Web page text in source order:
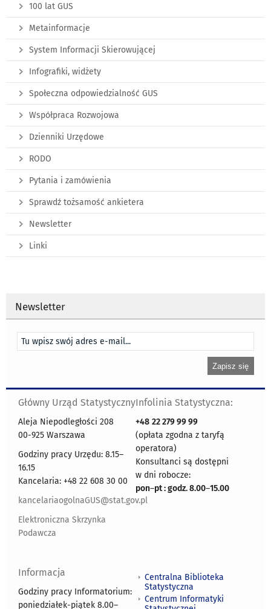
100 lat GUS
Metainformacje
System Informacji Skierowującej
Infografiki, widżety
Społeczna odpowiedzialność GUS
Współpraca Rozwojowa
Dzienniki Urzędowe
RODO
Pytania i zamówienia
Sprawdź tożsamość ankietera
Newsletter
Linki
Newsletter
Główny Urząd Statystyczny
Aleja Niepodległości 208
00-925 Warszawa
Godziny pracy Urzędu: 8.15–
16.15
Kancelaria: +48 22 608 30 00
kancelariaogolnaGUS@stat.gov.pl
Elektroniczna Skrzynka
Podawcza
Infolinia Statystyczna:
+48 22 279 99 99
(opłata zgodna z taryfą
operatora)
Konsultanci są dostępni
w dni robocze:
pon–pt : godz. 8.00–15.00
Informacja
Godziny pracy Informatorium:
poniedziałek-piątek 8.00–
Centralna Biblioteka
Statystyczna
Centrum Informatyki